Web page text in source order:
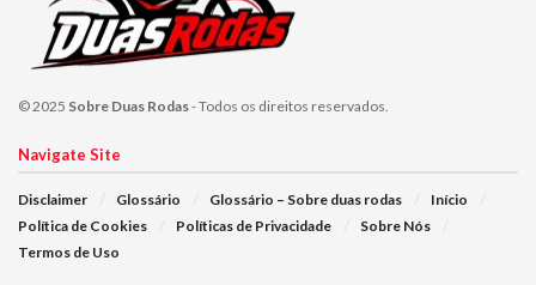
© 2025 Sobre Duas Rodas- Todos os direitos reservados.
Navigate Site
Disclaimer Glossário Glossário – Sobre duas rodas
Início
Política de Cookies
Políticas de Privacidade
Sobre Nós
Termos de Uso